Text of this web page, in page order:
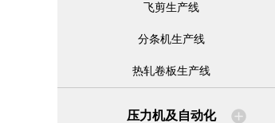
飞剪生产线
分条机生产线
热轧卷板生产线
压力机及自动化